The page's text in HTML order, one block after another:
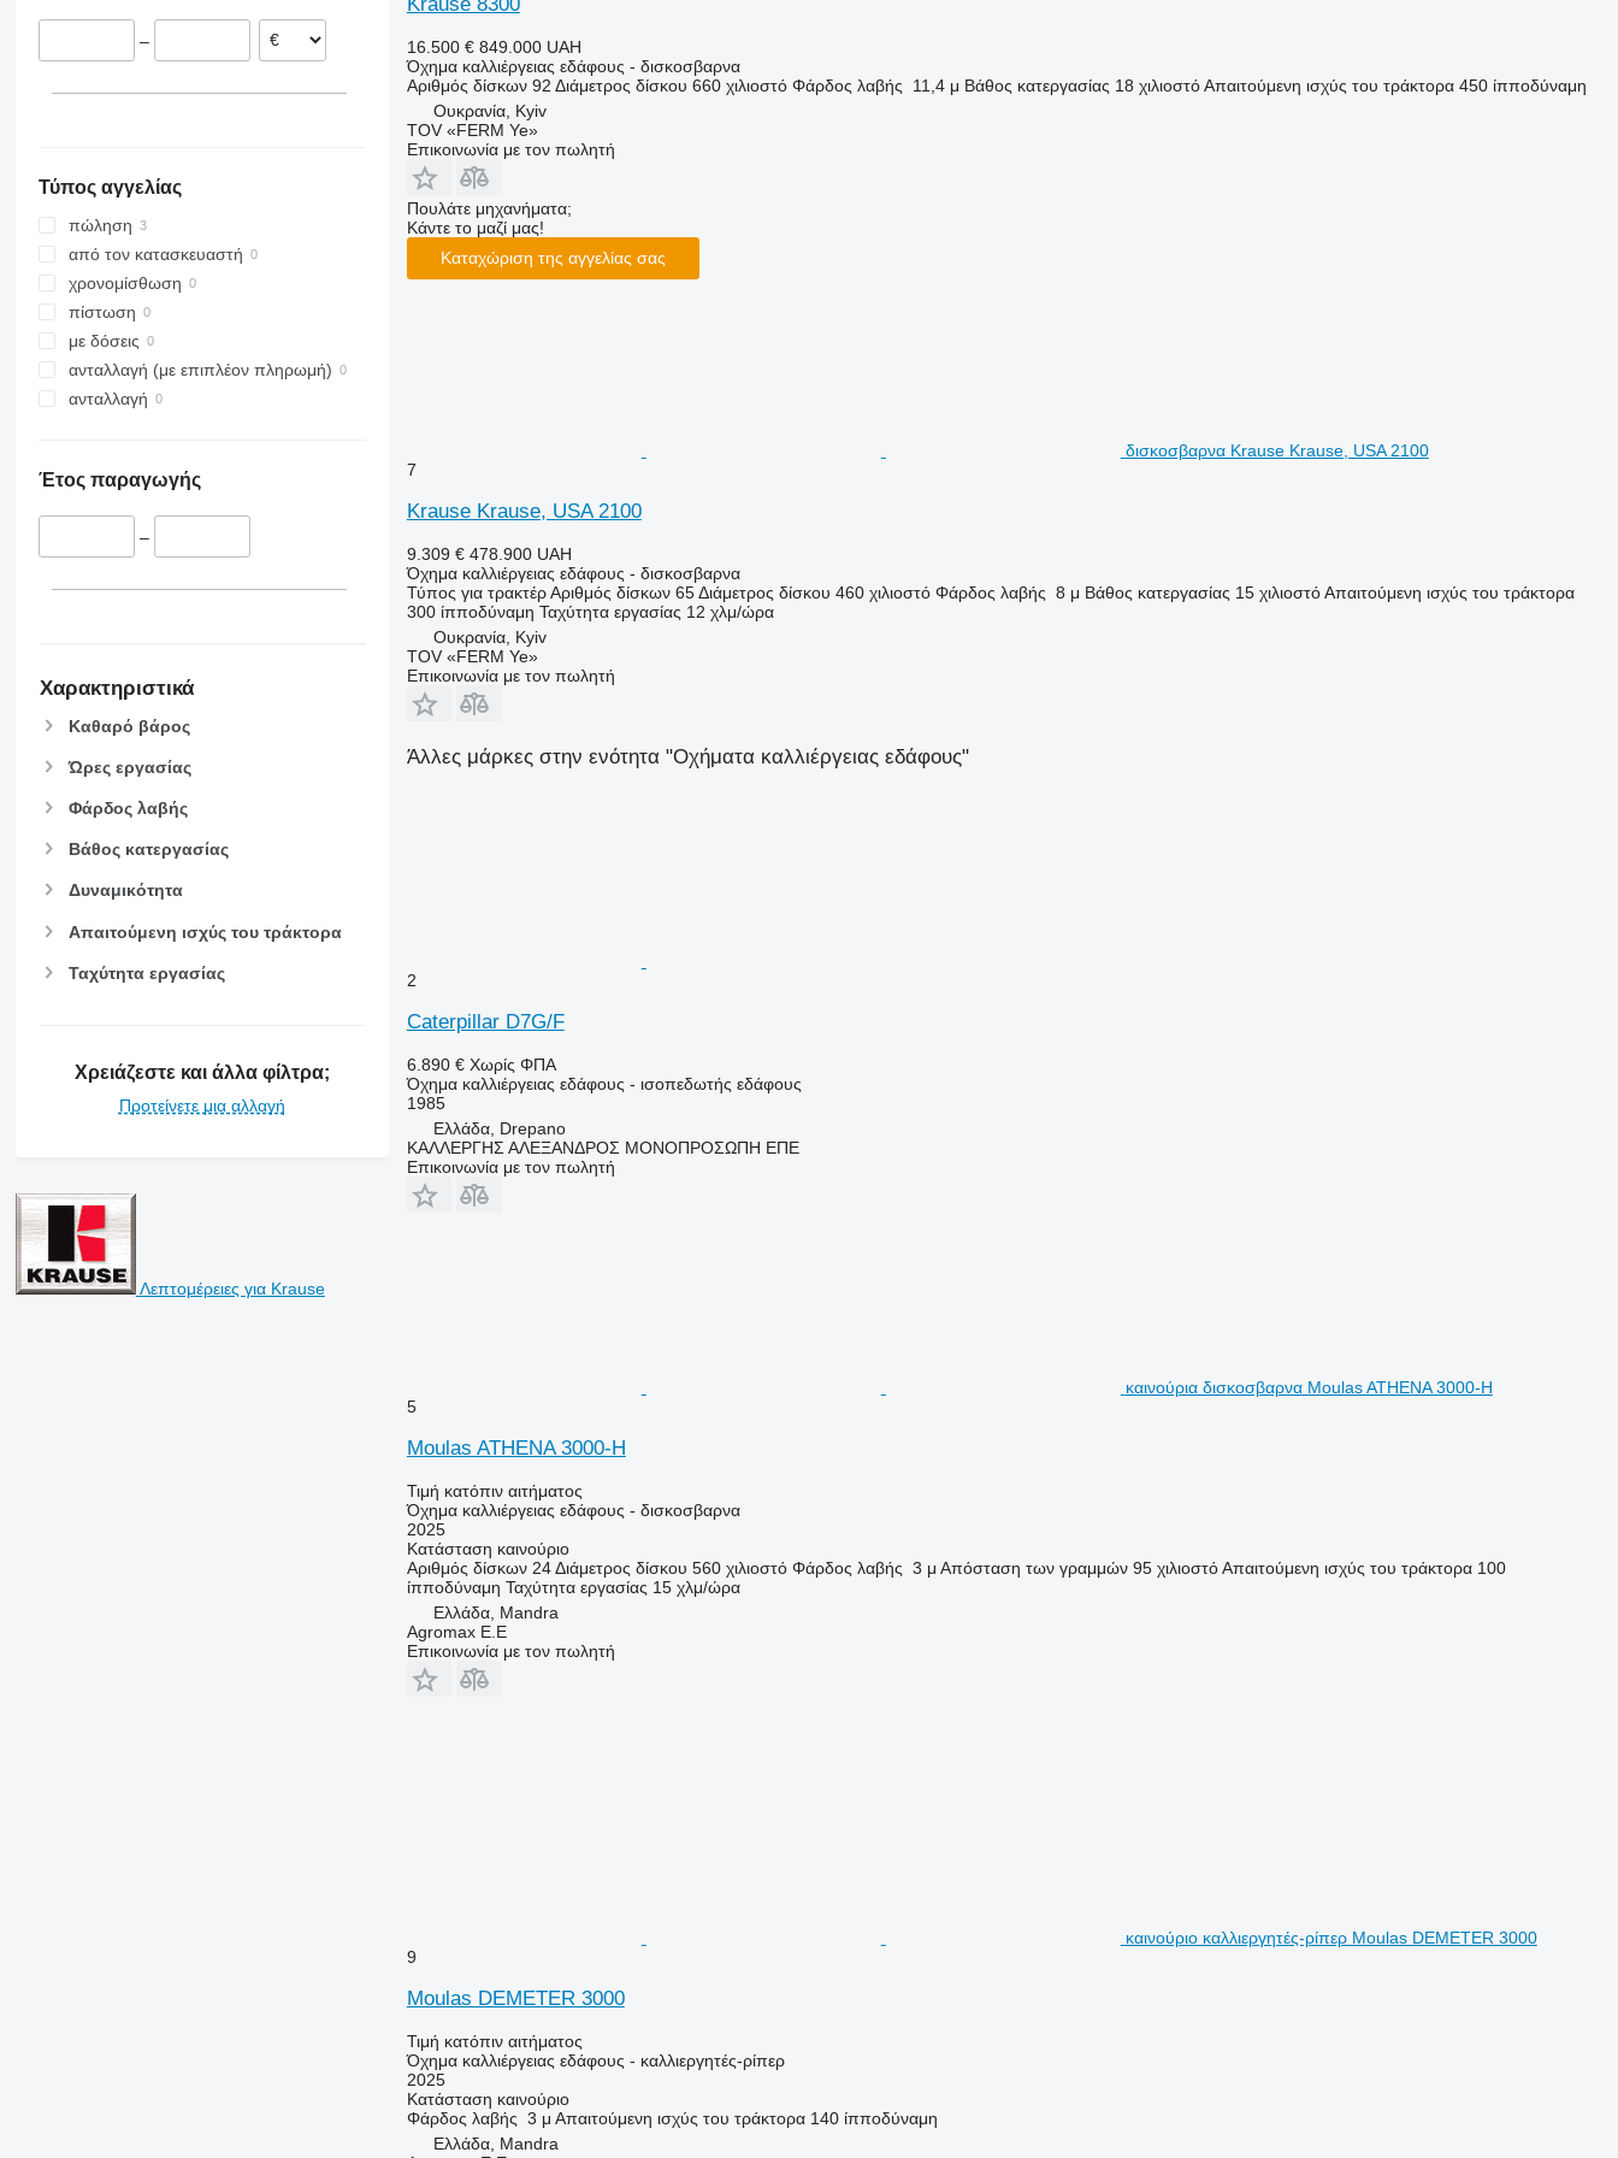
Smaragd
VariDiamant
Zirkon
–
Τύπος αγγελίας
πώληση
από τον κατασκευαστή
χρονομίσθωση
πίστωση
με δόσεις
ανταλλαγή (με επιπλέον πληρωμή)
ανταλλαγή
Έτος παραγωγής
–
Χαρακτηριστικά
Καθαρό βάρος
Ώρες εργασίας
Φάρδος λαβής
Βάθος κατεργασίας
Δυναμικότητα
Απαιτούμενη ισχύς του τράκτορα
Ταχύτητα εργασίας
Χρειάζεστε και άλλα φίλτρα;
Προτείνετε μια αλλαγή
Λεπτομέρειες για Krause
16.500 € 849.000 UAH
Όχημα καλλιέργειας εδάφους - δισκοσβαρνα
Αριθμός δίσκων 92 Διάμετρος δίσκου 660 χιλιοστό Φάρδος λαβής 11,4 μ Βάθος κατεργασίας 18 χιλιοστό Απαιτούμενη ισχύς του τράκτορα 450 ίπποδύναμη
Ουκρανία, Kyiv
TOV «FERM Ye»
Επικοινωνία με τον πωλητή
Πουλάτε μηχανήματα;
Κάντε το μαζί μας!
Καταχώριση της αγγελίας σας
δισκοσβαρνα Krause Krause, USA 2100
7
Krause Krause, USA 2100
9.309 € 478.900 UAH
Όχημα καλλιέργειας εδάφους - δισκοσβαρνα
Τύπος για τρακτέρ Αριθμός δίσκων 65 Διάμετρος δίσκου 460 χιλιοστό Φάρδος λαβής 8 μ Βάθος κατεργασίας 15 χιλιοστό Απαιτούμενη ισχύς του τράκτορα
300 ίπποδύναμη Ταχύτητα εργασίας 12 χλμ/ώρα
Ουκρανία, Kyiv
TOV «FERM Ye»
Επικοινωνία με τον πωλητή
Άλλες μάρκες στην ενότητα "Οχήματα καλλιέργειας εδάφους"
2
Caterpillar D7G/F
6.890 € Χωρίς ΦΠΑ
Όχημα καλλιέργειας εδάφους - ισοπεδωτής εδάφους
1985
Ελλάδα, Drepano
ΚΑΛΛΕΡΓΗΣ ΑΛΕΞΑΝΔΡΟΣ ΜΟΝΟΠΡΟΣΩΠΗ ΕΠΕ
Επικοινωνία με τον πωλητή
καινούρια δισκοσβαρνα Moulas ATHENA 3000-H
5
Moulas ATHENA 3000-H
Τιμή κατόπιν αιτήματος
Όχημα καλλιέργειας εδάφους - δισκοσβαρνα
2025
Κατάσταση καινούριο
Αριθμός δίσκων 24 Διάμετρος δίσκου 560 χιλιοστό Φάρδος λαβής 3 μ Απόσταση των γραμμών 95 χιλιοστό Απαιτούμενη ισχύς του τράκτορα 100
ίπποδύναμη Ταχύτητα εργασίας 15 χλμ/ώρα
Ελλάδα, Mandra
Agromax E.E
Επικοινωνία με τον πωλητή
καινούριο καλλιεργητές-ρίπερ Moulas DEMETER 3000
9
Moulas DEMETER 3000
Τιμή κατόπιν αιτήματος
Όχημα καλλιέργειας εδάφους - καλλιεργητές-ρίπερ
2025
Κατάσταση καινούριο
Φάρδος λαβής 3 μ Απαιτούμενη ισχύς του τράκτορα 140 ίπποδύναμη
Ελλάδα, Mandra